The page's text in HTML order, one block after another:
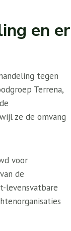
en er
tegen
Terrena,
ze de omvang
voor
de
levensvatbare